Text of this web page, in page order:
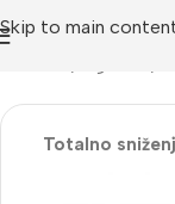
Skip to main
Totalno